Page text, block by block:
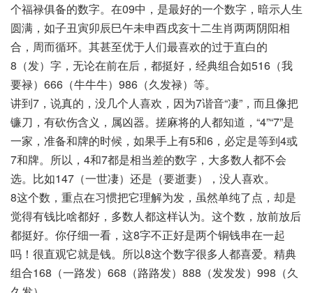
个福禄俱备的数字。在09中，是最好的一个数字，暗示人生
圆满，如子丑寅卯辰巳午未申酉戌亥十二生肖两两阴阳相
合，周而循环。其甚至优于人们最喜欢的过于直白的
8（发）字，无论在前在后，都挺好，经典组合如516（我
要禄）666（牛牛牛）986（久发禄）等。
讲到7，说真的，没几个人喜欢，因为7谐音“凄”，而且像把
镰刀，有砍伤含义，属凶器。搓麻将的人都知道，“4”“7”是
一家，准备和牌的时候，如果手上有5和6，必定是等到4或
7和牌。所以，4和7都是相当差的数字，大多数人都不会
选。比如147（一世凄）还是（要逝妻），没人喜欢。
8这个数，重点在习惯把它理解为发，虽然单纯了点，却是
觉得有钱比啥都好，多数人都这样认为。这个数，放前放后
都挺好。你仔细一看，这8字不正好是两个铜钱串在一起
吗！很直观它就是钱。所以8这个数字很多人都喜爱。精典
组合168（一路发）668（路路发）888（发发发）998（久